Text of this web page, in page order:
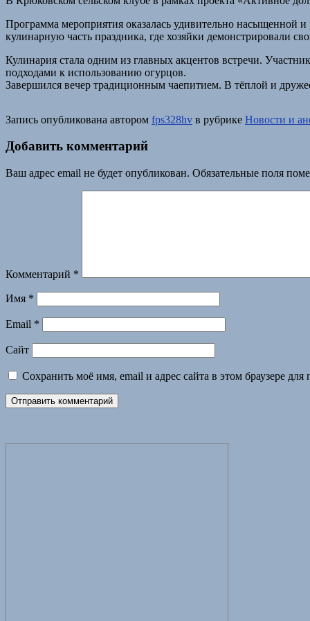
Программа мероприятия оказалась удивительно насыщенной
кулинарную часть праздника, где хозяйки демонстрировали
Кулинария стала одним из главных акцентов встречи.
подходами к использованию огурцов.
Завершился вечер традиционным чаепитием. В тёплой и
Запись опубликована автором fps328hv в рубрике Новости и
Добавить комментарий
Ваш адрес email не будет опубликован. Обязательные поля
Комментарий *
Имя *
Email *
Сайт
Сохранить моё имя, email и адрес сайта в этом браузере